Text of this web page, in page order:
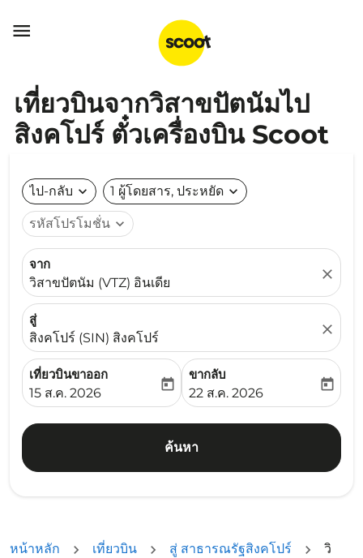

เที่ยวบินจากวิสาขปัตนัมไป
สิงคโปร์ ตั๋วเครื่องบิน Scoot
ไป-กลับ expand_more 1 ผู้โดยสาร, ประหยัด expand_more
รหัสโปรโมชั่น expand_more
จาก
วิสาขปัตนัม (VTZ) อินเดีย
close
สู่
สิงคโปร์ (SIN) สิงคโปร์
close
เที่ยวบินขาออก
fc-booking-departure-date-aria-label
15 ส.ค. 2026
today
ขากลับ
fc-booking-return-date-
22 ส.ค. 2026
today
ค้นหา
หน้าหลัก เที่ยวบิน สู่ สาธารณรัฐสิงคโปร์
วิ